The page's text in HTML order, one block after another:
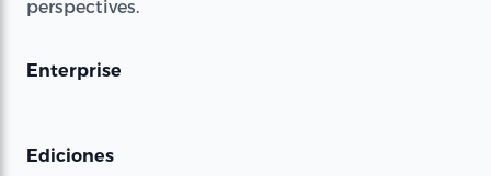
perspectives.
Enterprise
Ediciones